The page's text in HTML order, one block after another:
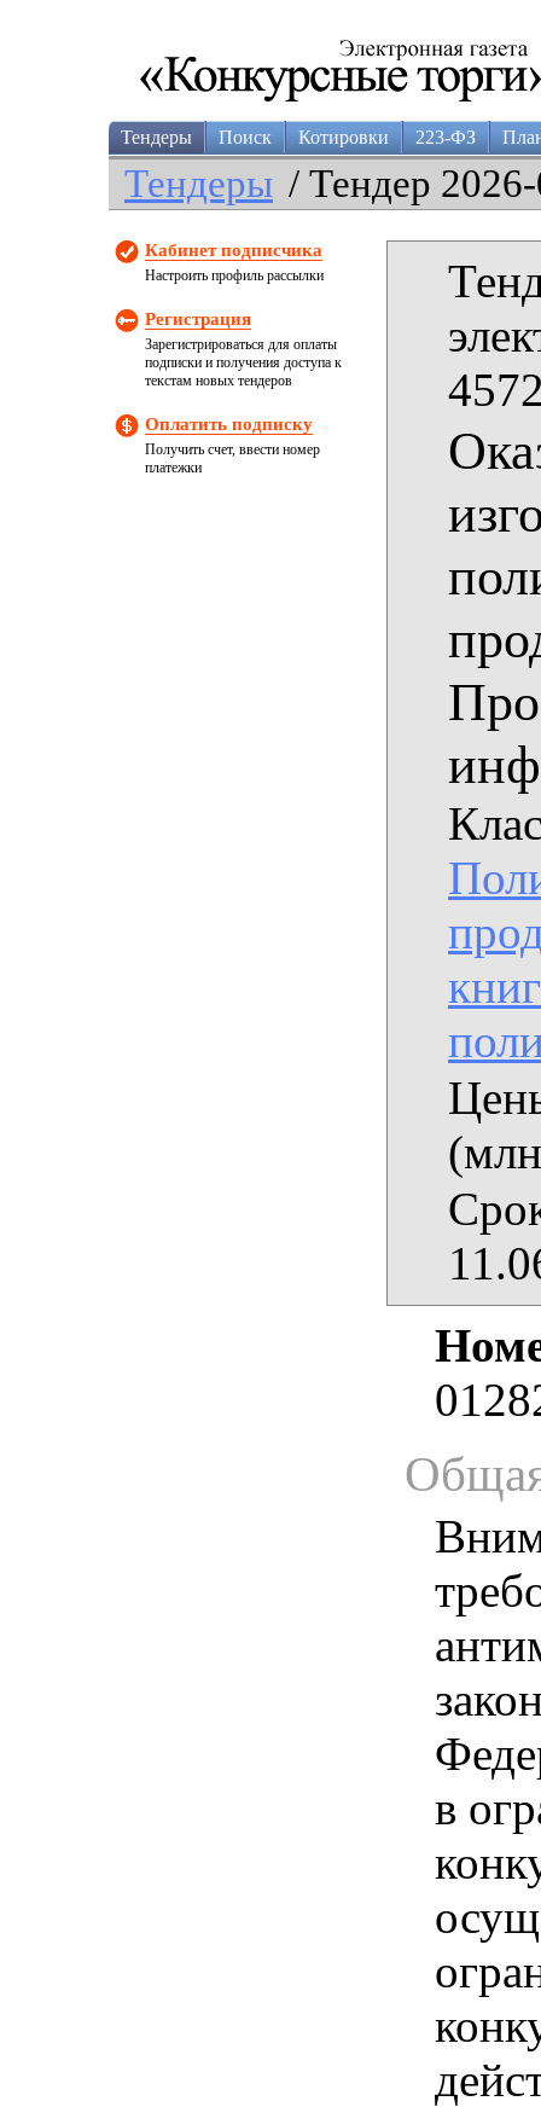
Тендеры Поиск Котировки 223-ФЗ
Тендеры / Тендер
Кабинет подписчика
Настроить профиль рассылки
Регистрация
Зарегистрироваться для оплаты
подписки и получения доступа к
текстам новых тендеров
Оплатить подписку
Получить счет, ввести номер
платежки
в